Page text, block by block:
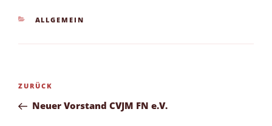
KATEGORIEN
ALLGEMEIN
Beitragsnavigation
Vorheriger
Beitrag
ZURÜCK
Neuer Vorstand CVJM FN e.V.